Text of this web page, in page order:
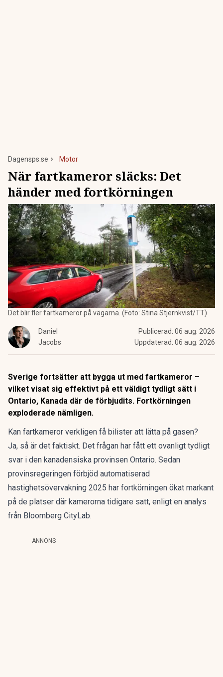
Dagensps.se Motor
När fartkameror släcks: Det
händer med fortkörningen
Det blir fler fartkameror på vägarna. (Foto: Stina Stjernkvist/TT)
Daniel
Jacobs
Publicerad: 06 aug. 2026
Uppdaterad: 06 aug. 2026
Sverige fortsätter att bygga ut med fartkameror –
vilket visat sig effektivt på ett väldigt tydligt sätt i
Ontario, Kanada där de förbjudits. Fortkörningen
exploderade nämligen.
Kan fartkameror verkligen få bilister att lätta på gasen?
Ja, så är det faktiskt. Det frågan har fått ett ovanligt tydligt
svar i den kanadensiska provinsen Ontario. Sedan
provinsregeringen förbjöd automatiserad
hastighetsövervakning 2025 har fortkörningen ökat markant
på de platser där kamerorna tidigare satt, enligt en analys
från Bloomberg CityLab.
ANNONS